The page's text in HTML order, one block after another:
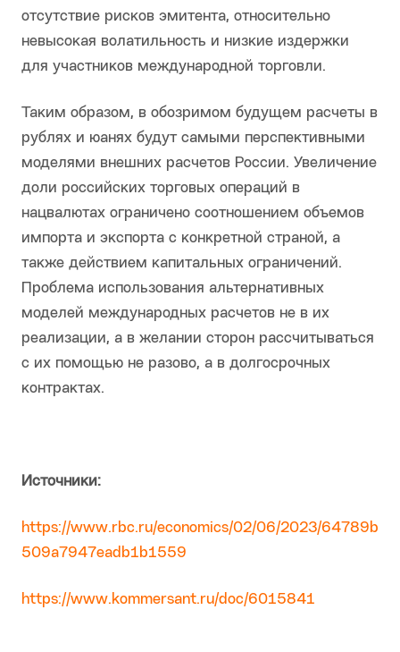
отсутствие рисков эмитента, относительно
невысокая волатильность и низкие издержки
для участников международной торговли.
Таким образом, в обозримом будущем расчеты в
рублях и юанях будут самыми перспективными
моделями внешних расчетов России. Увеличение
доли российских торговых операций в
нацвалютах ограничено соотношением объемов
импорта и экспорта с конкретной страной, а
также действием капитальных ограничений.
Проблема использования альтернативных
моделей международных расчетов не в их
реализации, а в желании сторон рассчитываться
с их помощью не разово, а в долгосрочных
контрактах.
Источники:
https://www.rbc.ru/economics/02/06/2023/64789b
509a7947eadb1b1559
https://www.kommersant.ru/doc/6015841